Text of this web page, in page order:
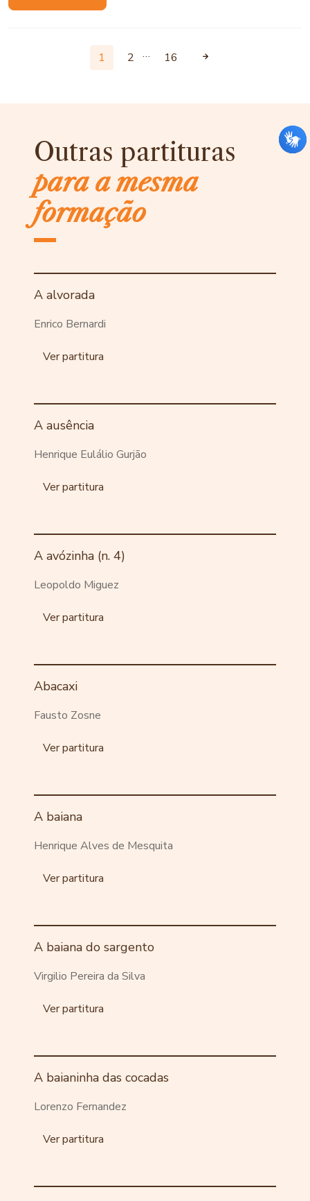
1 2 … 16
Outras partituras
para a mesma
formação
A alvorada
Enrico Bernardi
Ver partitura
A ausência
Henrique Eulálio Gurjão
Ver partitura
A avózinha (n. 4)
Leopoldo Miguez
Ver partitura
Abacaxi
Fausto Zosne
Ver partitura
A baiana
Henrique Alves de Mesquita
Ver partitura
A baiana do sargento
Virgilio Pereira da Silva
Ver partitura
A baianinha das cocadas
Lorenzo Fernandez
Ver partitura